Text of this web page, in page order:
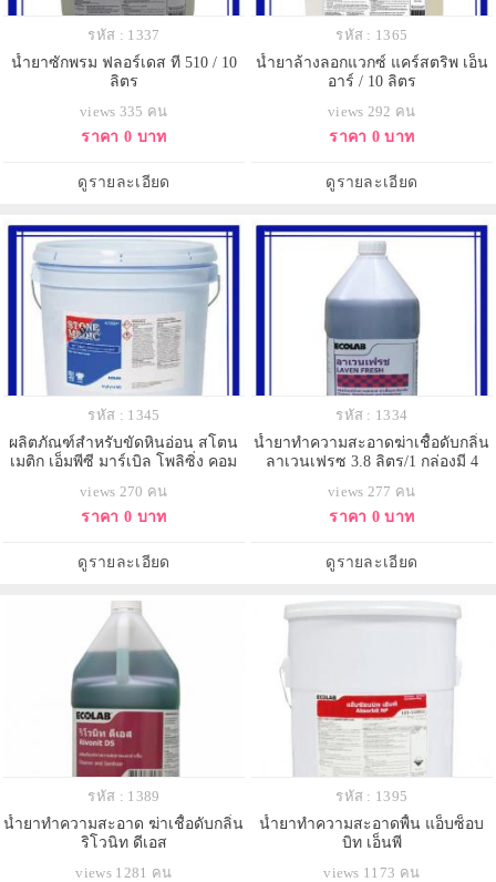
รหัส : 1337
น้ำยาซักพรม ฟลอร์เดส ที 510 / 10
ลิตร
views 335 คน
ราคา 0 บาท
ดูรายละเอียด
รหัส : 1365
น้ำยาล้างลอกแวกซ์ แคร์สตริพ เอ็น
อาร์ / 10 ลิตร
views 292 คน
ราคา 0 บาท
ดูรายละเอียด
รหัส : 1345
ผลิตภัณฑ์สำหรับขัดหินอ่อน สโตน
เมติก เอ็มพีซี มาร์เบิล โพลิซิ่ง คอม
views 270 คน
ราคา 0 บาท
ดูรายละเอียด
รหัส : 1334
น้ำยาทำความสะอาดฆ่าเชื้อดับกลิ่น
ลาเวนเฟรซ 3.8 ลิตร/1 กล่องมี 4
views 277 คน
ราคา 0 บาท
ดูรายละเอียด
รหัส : 1389
น้ำยาทำความสะอาด ฆ่าเชื้อดับกลิ่น
ริโวนิท ดีเอส
views 1281 คน
รหัส : 1395
น้ำยาทำความสะอาดพื้น แอ็บซ็อบ
บิท เอ็นพี
views 1173 คน